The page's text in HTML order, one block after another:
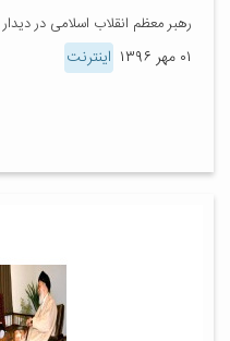
رهبر معظم انقلاب اسلامی در
۰۱ مهر ۱۳۹۶ اینترنت